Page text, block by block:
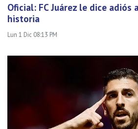
Oficial: FC Juárez le dice adiós
historia
Lun 1 Dic 08:13 PM